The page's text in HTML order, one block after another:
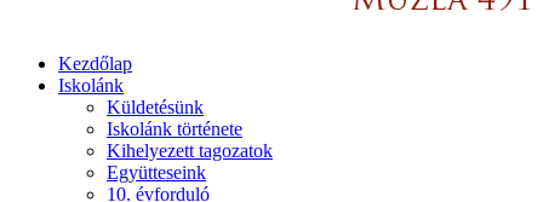
Kezdőlap
Iskolánk
Küldetésünk
Iskolánk története
Kihelyezett tagozatok
Együtteseink
10. évforduló